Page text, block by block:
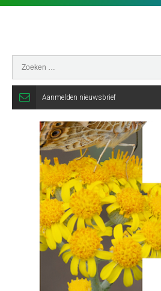
Aanmelden nieuwsbrief